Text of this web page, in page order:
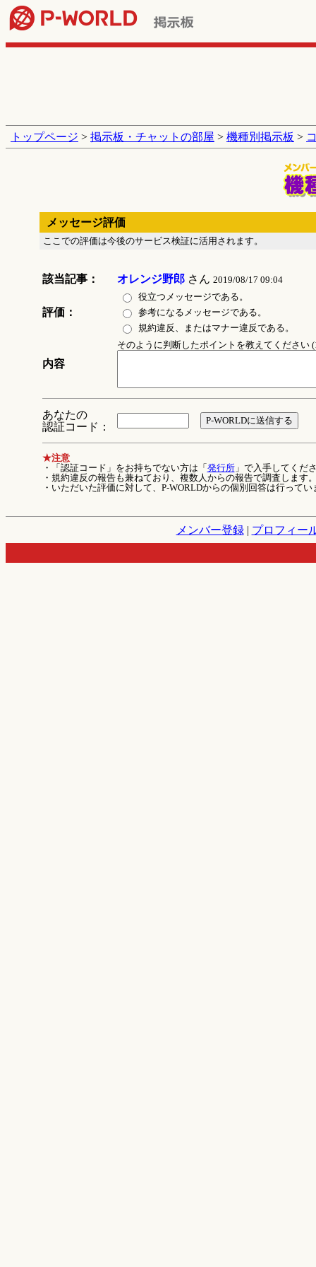
トップページ > 掲示板・チャットの部屋 > 機種別掲示板 >
メッセージ評価
ここでの評価は今後のサービス検証に活用されます。
該当記事： オレンジ野郎さん 2019/08/17 09:04
評価：
役立つメッセージである。
参考になるメッセージである。
規約違反、またはマナー違反である。
内容
そのように判断したポイントを教えてください
あなたの
認証コード：
★注意
・「認証コード」をお持ちでない方は「 発行所」で入手してくだ
・規約違反の報告も兼ねており、複数人からの報告で調査します
・いただいた評価に対して、P-WORLDからの個別回答は行ってい
メンバー登録| プロフィー